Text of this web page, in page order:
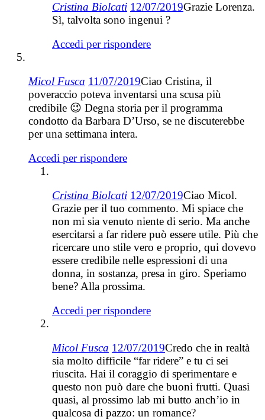
Cristina Biolcati 12/07/2019Grazie Lorenza.
Sì, talvolta sono ingenui ?
Accedi per rispondere
Micol Fusca 11/07/2019Ciao Cristina, il
poveraccio poteva inventarsi una scusa più
credibile 😉 Degna storia per il programma
condotto da Barbara D’Urso, se ne discuterebbe
per una settimana intera.
Accedi per rispondere
Cristina Biolcati 12/07/2019Ciao Micol.
Grazie per il tuo commento. Mi spiace che
non mi sia venuto niente di serio. Ma anche
esercitarsi a far ridere può essere utile. Più che
ricercare uno stile vero e proprio, qui dovevo
essere credibile nelle espressioni di una
donna, in sostanza, presa in giro. Speriamo
bene? Alla prossima.
Accedi per rispondere
Micol Fusca 12/07/2019Credo che in realtà
sia molto difficile “far ridere” e tu ci sei
riuscita. Hai il coraggio di sperimentare e
questo non può dare che buoni frutti. Quasi
quasi, al prossimo lab mi butto anch’io in
qualcosa di pazzo: un romance?